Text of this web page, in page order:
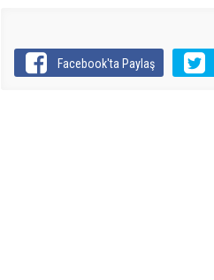
Facebook'ta Paylaş